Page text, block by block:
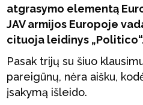
atgrasymo elementą
JAV armijos Europoje
cituoja leidinys
Pasak trijų su šiuo
pareigūnų, nėra aišku,
įsakymą išleido.